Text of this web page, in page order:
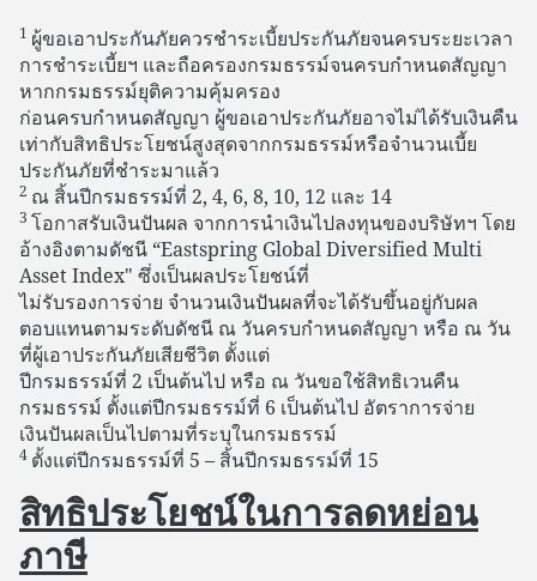
1 ผู้ขอเอาประกันภัยควรชำระเบี้ยประกันภัยจนครบระยะเวลา
การชำระเบี้ยฯ และถือครองกรมธรรม์จนครบกำหนดสัญญา
หากกรมธรรม์ยุติความคุ้มครอง
ก่อนครบกำหนดสัญญา ผู้ขอเอาประกันภัยอาจไม่ได้รับเงินคืน
เท่ากับสิทธิประโยชน์สูงสุดจากกรมธรรม์หรือจำนวนเบี้ย
ประกันภัยที่ชำระมาแล้ว
2 ณ สิ้นปีกรมธรรม์ที่ 2, 4, 6, 8, 10, 12 และ 14
3 โอกาสรับเงินปันผล จากการนำเงินไปลงทุนของบริษัทฯ โดย
อ้างอิงตามดัชนี “Eastspring Global Diversified Multi
Asset Index" ซึ่งเป็นผลประโยชน์ที่
ไม่รับรองการจ่าย จำนวนเงินปันผลที่จะได้รับขึ้นอยู่กับผล
ตอบแทนตามระดับดัชนี ณ วันครบกำหนดสัญญา หรือ ณ วัน
ที่ผู้เอาประกันภัยเสียชีวิต ตั้งแต่
ปีกรมธรรม์ที่ 2 เป็นต้นไป หรือ ณ วันขอใช้สิทธิเวนคืน
กรมธรรม์ ตั้งแต่ปีกรมธรรม์ที่ 6 เป็นต้นไป อัตราการจ่าย
เงินปันผลเป็นไปตามที่ระบุในกรมธรรม์
4 ตั้งแต่ปีกรมธรรม์ที่ 5 – สิ้นปีกรมธรรม์ที่ 15
สิทธิประโยชน์ในการลดหย่อน
ภาษี